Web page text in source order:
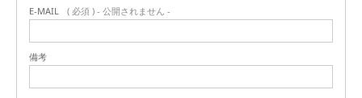
E-MAIL ( 必須 ) - 公開されません -
備考